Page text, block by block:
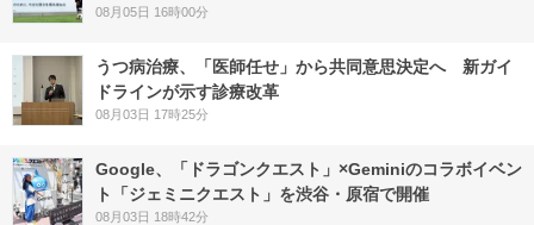
08月05日 16時00分
うつ病治療、「医師任せ」から共同意思決定へ 新ガイ
ドラインが示す診療改革
08月03日 17時25分
Google、「ドラゴンクエスト」×Geminiのコラボイベン
ト「ジェミニクエスト」を渋谷・原宿で開催
08月03日 18時42分